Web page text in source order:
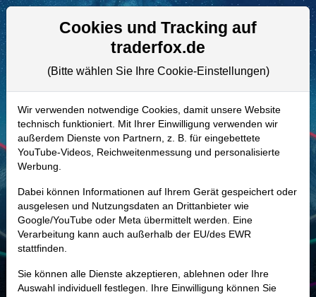
Aktien- und Artikelsuche
A0H0VZ | LYV–Live Nation
Entertainment Aktie
Realtime-Aktienkurs:
- - -
-
Marktkapitalisierung 42,04 Mrd. USD
Unternehmenswert
Umsatz 25,20 Mrd. USD
Cookies und Tracking auf
traderfox.de
(Bitte wählen Sie Ihre Cookie-Einstellungen)
Wir verwenden notwendige Cookies, damit unsere Website
technisch funktioniert. Mit Ihrer Einwilligung verwenden wir
außerdem Dienste von Partnern, z. B. für eingebettete
YouTube-Videos, Reichweitenmessung und personalisierte
Werbung.
Dabei können Informationen auf Ihrem Gerät gespeichert oder
ausgelesen und Nutzungsdaten an Drittanbieter wie
Google/YouTube oder Meta übermittelt werden. Eine
Verarbeitung kann auch außerhalb der EU/des EWR
stattfinden.
Sie können alle Dienste akzeptieren, ablehnen oder Ihre
Auswahl individuell festlegen. Ihre Einwilligung können Sie